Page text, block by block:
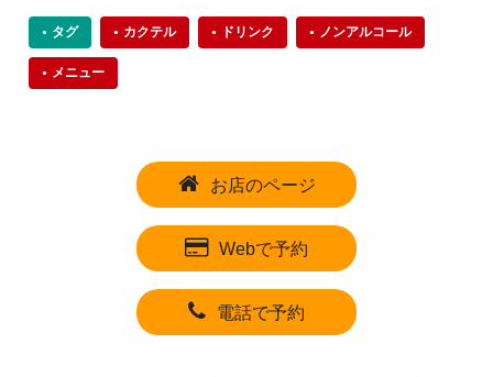
タグ カクテル ドリンク ノンアルコール
メニュー
お店のページ
Webで予約
電話で予約